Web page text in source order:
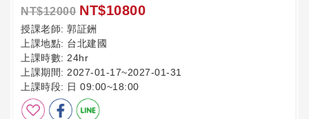
NT$12000 NT$10800
授課老師: 郭証銂
上課地點: 台北建國
上課時數: 24hr
上課期間: 2027-01-17~2027-01-31
上課時段: 日 09:00~18:00